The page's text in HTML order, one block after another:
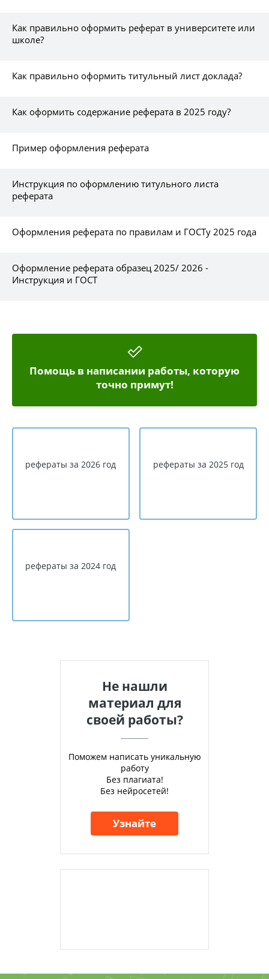
Как правильно оформить реферат в университете или
школе?
Как правильно оформить титульный лист доклада?
Как оформить содержание реферата в 2025 году?
Пример оформления реферата
Инструкция по оформлению титульного листа
реферата
Оформления реферата по правилам и ГОСТу 2025 года
Оформление реферата образец 2025/ 2026 -
Инструкция и ГОСТ
Помощь в написании работы, которую
точно примут!
рефераты за 2026 год рефераты за 2025 год
рефераты за 2024 год
Не нашли
материал для
своей работы?
Поможем написать уникальную
работу
Без плагиата!
Без нейросетей!
Узнайте